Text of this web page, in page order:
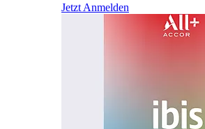
Jetzt Anmelden